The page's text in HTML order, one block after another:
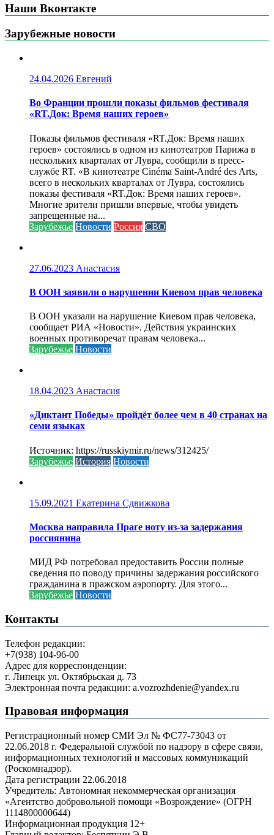
Наши Вконтакте
Зарубежные новости
24.04.2026 Евгений
Во Франции прошли показы фильмов фестиваля
«RT.Док: Время наших героев»
Показы фильмов фестиваля «RT.Док: Время наших
героев» состоялись в одном из кинотеатров Парижа в
нескольких кварталах от Лувра, сообщили в пресс-
службе RT. «В кинотеатре Cinéma Saint-André des Arts,
всего в нескольких кварталах от Лувра, состоялись
показы фестиваля «RT.Док: Время наших героев».
Многие зрители пришли впервые, чтобы увидеть
запрещенные на...
Зарубежье Новости Россия СВО
27.06.2023 Анастасия
В ООН заявили о нарушении Киевом прав человека
В ООН указали на нарушение Киевом прав человека,
сообщает РИА «Новости». Действия украинских
военных противоречат правам человека...
Зарубежье Новости
18.04.2023 Анастасия
«Диктант Победы» пройдёт более чем в 40 странах на
семи языках
Источник: https://russkiymir.ru/news/312425/
Зарубежье История Новости
15.09.2021 Екатерина Сдвижкова
Москва направила Праге ноту из-за задержания
россиянина
МИД РФ потребовал предоставить России полные
сведения по поводу причины задержания российского
гражданина в пражском аэропорту. Для этого...
Зарубежье Новости
Контакты
Телефон редакции:
+7(938) 104-96-00
Адрес для корреспонденции:
г. Липецк ул. Октябрьская д. 73
Электронная почта редакции: a.vozrozhdenie@yandex.ru
Правовая информация
Регистрационный номер СМИ Эл № ФС77-73043 от
22.06.2018 г. Федеральной службой по надзору в сфере связи,
информационных технологий и массовых коммуникаций
(Роскомнадзор).
Дата регистрации 22.06.2018
Учредитель: Автономная некоммерческая организация
«Агентство добровольной помощи «Возрождение» (ОГРН
1114800000644)
Информационная продукция 12+